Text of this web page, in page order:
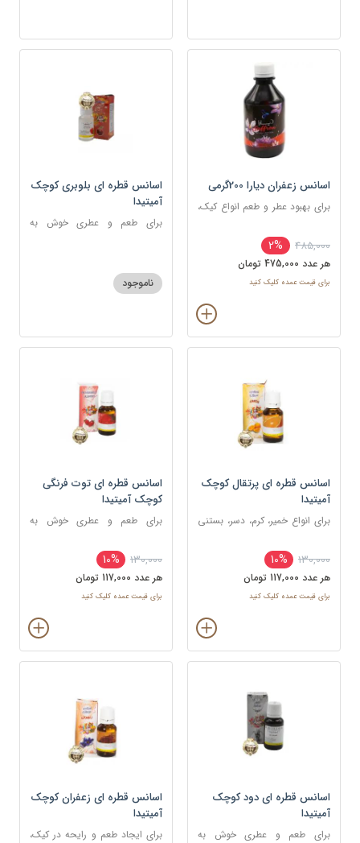
اسانس زعفران دیارا 200گرمی
برای بهبود عطر و طعم انواع کیک،
485,000
2%
هر عدد 475,000 تومان
برای قیمت عمده کلیک کنید
اسانس قطره ای بلوبری کوچک
آمیتیدا
برای طعم و عطری خوش به
ناموجود
اسانس قطره ای پرتقال کوچک
آمیتیدا
برای انواع خمیر، کرم، دسر، بستنی
130,000
10%
هر عدد 117,000 تومان
برای قیمت عمده کلیک کنید
اسانس قطره ای توت فرنگی
کوچک آمیتیدا
برای طعم و عطری خوش به
130,000
10%
هر عدد 117,000 تومان
برای قیمت عمده کلیک کنید
اسانس قطره ای دود کوچک
آمیتیدا
برای طعم و عطری خوش به
اسانس قطره ای زعفران کوچک
آمیتیدا
برای ایجاد طعم و رایحه در کیک،